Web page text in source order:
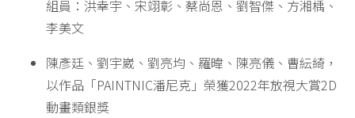
組員：洪幸宇、宋翊彰、蔡尚恩、劉智傑、方湘楀、
李美文
陳彥廷、劉宇崴、劉亮均、羅暐、陳亮儀、曹紜綺，
以作品「PAINTNIC潘尼克」榮獲2022年放視大賞2D
動畫類銀獎